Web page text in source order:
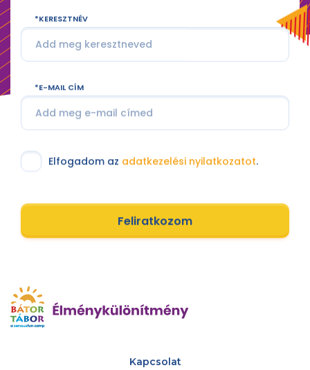
KERESZTNÉV
E-MAIL CÍM
Elfogadom az adatkezelési nyilatkozatot.
Feliratkozom
Kapcsolat